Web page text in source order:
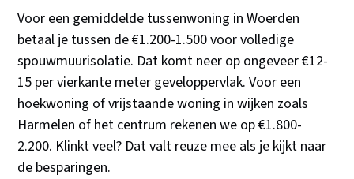
Voor een gemiddelde tussenwoning in Woerden
betaal je tussen de €1.200-1.500 voor volledige
spouwmuurisolatie. Dat komt neer op ongeveer €12-
15 per vierkante meter geveloppervlak. Voor een
hoekwoning of vrijstaande woning in wijken zoals
Harmelen of het centrum rekenen we op €1.800-
2.200. Klinkt veel? Dat valt reuze mee als je kijkt naar
de besparingen.